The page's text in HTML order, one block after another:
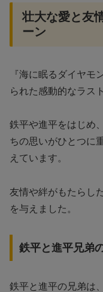
壮大な愛と友
ーン
『海に眠るダイヤモ
られた感動的なラス
鉄平や進平をはじめ
ちの思いがひとつに
えています。
友情や絆がもたらし
を与えました。
鉄平と進平兄弟
鉄平と進平の兄弟は